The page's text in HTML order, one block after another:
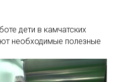
дети в камчатских
необходимые полезные